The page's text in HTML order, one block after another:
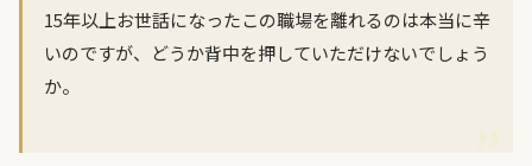
15年以上お世話になったこの職場を離れるのは本当に辛
いのですが、どうか背中を押していただけないでしょう
か。